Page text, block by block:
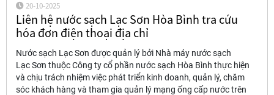
20-10-2025
Liên hệ nước sạch Lạc Sơn Hòa Bình tra cứu
hóa đơn điện thoại địa chỉ
Nước sạch Lạc Sơn được quản lý bởi Nhà máy nước sạch
Lạc Sơn thuộc Công ty cổ phần nước sạch Hòa Bình thực hiện
và chịu trách nhiệm việc phát triển kinh doanh, quản lý, chăm
sóc khách hàng và tham gia quản lý mạng ống cấp nước trên